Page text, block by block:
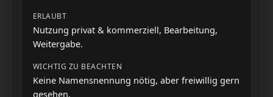
Nutzung privat & kommerziell, Bearbeitung,
Weitergabe.
Keine Namensnennung nötig, aber freiwillig gern
gesehen.